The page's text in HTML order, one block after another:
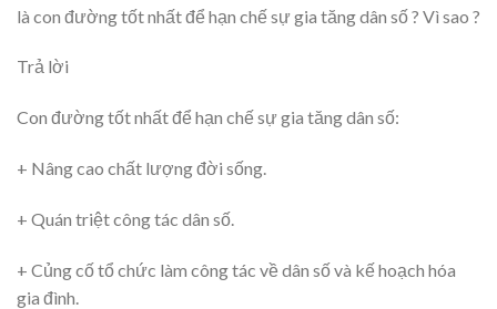
là con đường tốt nhất để hạn chế sự gia tăng dân số ? Vì sao ?
Trả lời
Con đường tốt nhất để hạn chế sự gia tăng dân số:
+ Nâng cao chất lượng đời sống.
+ Quán triệt công tác dân số.
+ Củng cố tổ chức làm công tác về dân số và kế hoạch hóa
gia đình.